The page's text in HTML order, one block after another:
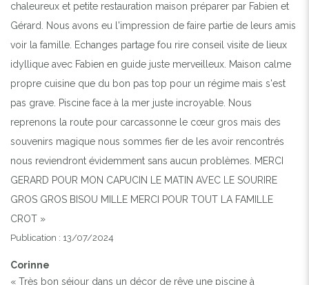
chaleureux et petite restauration maison préparer par Fabien et
Gérard. Nous avons eu l'impression de faire partie de leurs amis
voir la famille. Echanges partage fou rire conseil visite de lieux
idyllique avec Fabien en guide juste merveilleux. Maison calme
propre cuisine que du bon pas top pour un régime mais s'est
pas grave. Piscine face à la mer juste incroyable. Nous
reprenons la route pour carcassonne le cœur gros mais des
souvenirs magique nous sommes fier de les avoir rencontrés
nous reviendront évidemment sans aucun problèmes. MERCI
GERARD POUR MON CAPUCIN LE MATIN AVEC LE SOURIRE
GROS GROS BISOU MILLE MERCI POUR TOUT LA FAMILLE
CROT »
Publication : 13/07/2024
Corinne
« Très bon séjour dans un décor de rêve une piscine à